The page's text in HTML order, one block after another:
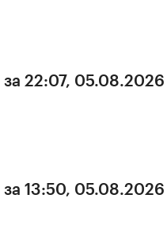
22:07, 05.08.2026
13:50, 05.08.2026